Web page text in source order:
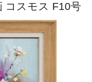
コスモス F10号